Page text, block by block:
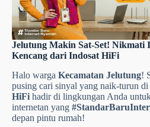
Jelutung Makin Sat-Set! Nikmati
Kencang dari Indosat HiFi
Halo warga Kecamatan Jelutung!
pusing cari sinyal yang naik-turun di
HiFi hadir di lingkungan Anda
internetan yang
depan pintu rumah!